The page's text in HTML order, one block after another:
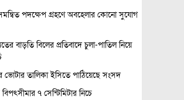
পদক্ষেপ গ্রহণে অবহেলার কোনো সুযোগ
বাড়তি বিলের প্রতিবাদে চুলা-পাতিল নিয়ে
ভোটার তালিকা ইসিতে পাঠিয়েছে সংসদ
৭ সেন্টিমিটার নিচে